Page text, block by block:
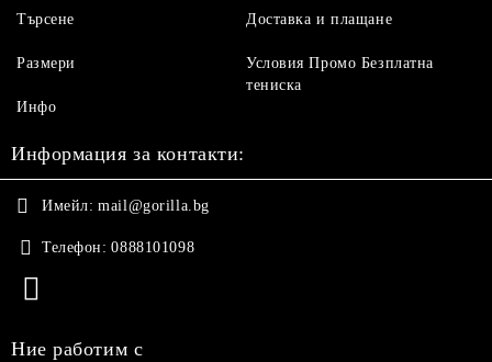
Търсене
Размери
Инфо
Доставка и плащане
Условия Промо Безплатна
тениска
Информация за контакти:
Имейл: mail@gorilla.bg
Телефон: 0888101098
Ние работим с